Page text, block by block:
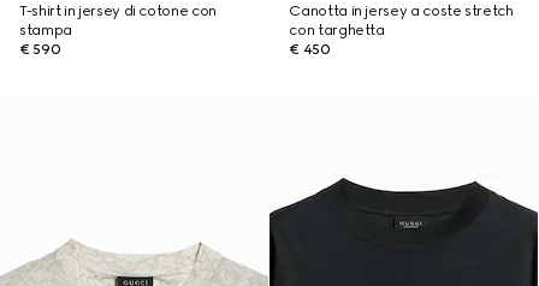
T-shirt in jersey di cotone con
stampa
€ 590
Canotta in jersey a coste stretch
con targhetta
€ 450